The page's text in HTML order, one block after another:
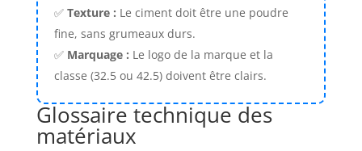
✅ Texture : Le ciment doit être une poudre
fine, sans grumeaux durs.
✅ Marquage : Le logo de la marque et la
classe (32.5 ou 42.5) doivent être clairs.
Glossaire technique des
matériaux